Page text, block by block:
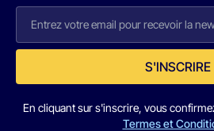
S'INSCRIRE
En cliquant sur s'inscrire, vous
Termes et